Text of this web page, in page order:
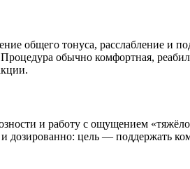
общего тонуса, расслабление и
обычно комфортная,
и работу с ощущением
и дозированно: цель — поддержать